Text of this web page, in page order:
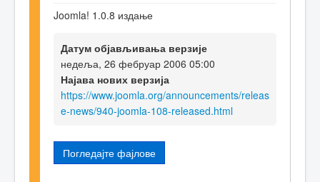
Joomla! 1.0.8 издање
Датум објављивања верзије
недеља, 26 фебруар 2006 05:00
Најава нових верзија
https://www.joomla.org/announcements/releas
e-news/940-joomla-108-released.html
Погледајте фајлове